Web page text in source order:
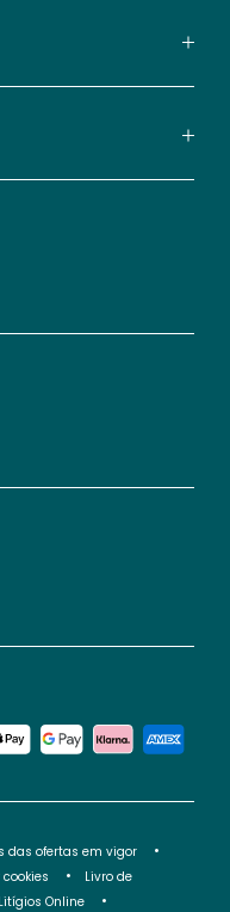
das ofertas em vigor
Livro de
Online